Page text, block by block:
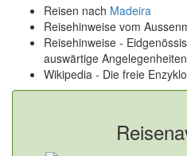
Reisen nach Madeira
Reisehinweise vom
Reisehinweise -
auswärtige
Wikipedia - Die freie